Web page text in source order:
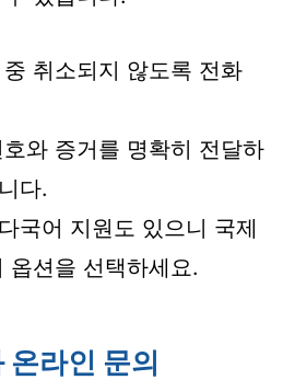
취소되지 않도록 전화
와 증거를 명확히 전달하
다.
국어 지원도 있으니 국제
옵션을 선택하세요.
온라인 문의